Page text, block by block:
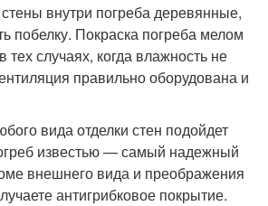
внутри погреба деревянные,
побелку. Покраска погреба мелом
случаях, когда влажность не
правильно оборудована и
вида отделки стен подойдет
известью — самый надежный
внешнего вида и преображения
антигрибковое покрытие.